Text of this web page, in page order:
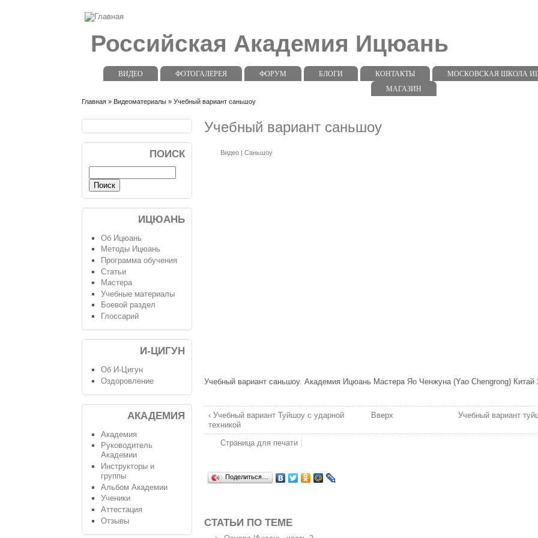
Российская Академия Ицюань
ВИДЕО ФОТОГАЛЕРЕЯ ФОРУМ БЛОГИ КОНТАКТЫ МОСКОВСКАЯ ШКОЛА
МАГАЗИН
Главная » Видеоматериалы » Учебный вариант саньшоу
Учебный вариант саньшоу
Видео| Саньшоу
Учебный вариант саньшоу. Академия Ицюань Мастера Яо Ченжуна (Yao Chengrong) Китай
‹ Учебный вариант Туйшоу с ударной
техникой
Вверх Учебный вариант
Страница для печати
Поделиться…
СТАТЬИ ПО ТЕМЕ
ПОИСК
ИЦЮАНЬ
Об Ицюань
Методы Ицюань
Программа обучения
Статьи
Мастера
Учебные материалы
Боевой раздел
Глоссарий
И-ЦИГУН
Об И-Цигун
Оздоровление
АКАДЕМИЯ
Академия
Руководитель
Академии
Инструкторы и
группы
Альбом Академии
Ученики
Аттестация
Отзывы